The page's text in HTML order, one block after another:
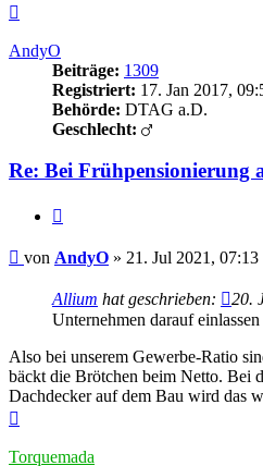
AndyO
Beiträge: 1309
Registriert: 17. Jan 2017,
Behörde: DTAG a.D.
Geschlecht:
Re: Bei Frühpensionierung
Beitrag
von AndyO » 21. Jul 2021, 07:13
Allium hat geschrieben: 20.
Unternehmen darauf
Also bei unserem Gewerbe-Ratio
bäckt die Brötchen beim Netto. Bei
Dachdecker auf dem Bau wird das
Torquemada